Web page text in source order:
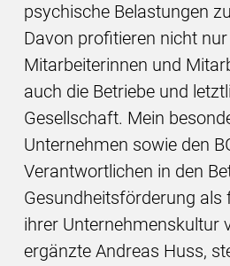
psychische Belastungen
Davon profitieren nicht
Mitarbeiterinnen und
auch die Betriebe und
Gesellschaft. Mein
Unternehmen sowie den
Verantwortlichen in den
Gesundheitsförderung als
ihrer Unternehmenskultur
ergänzte Andreas Huss,